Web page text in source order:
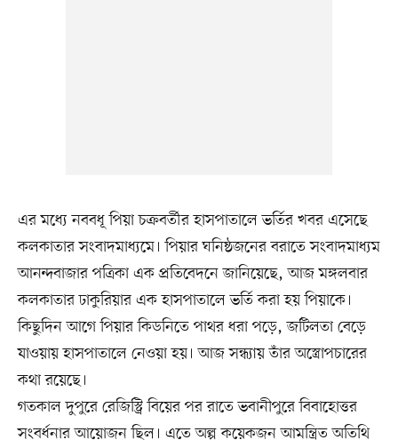
এর মধ্যে নববধূ পিয়া চক্রবর্তীর হাসপাতালে ভর্তির খবর এসেছে
কলকাতার সংবাদমাধ্যমে। পিয়ার ঘনিষ্ঠজনের বরাতে সংবাদমাধ্যম
আনন্দবাজার পত্রিকা এক প্রতিবেদনে জানিয়েছে, আজ মঙ্গলবার
কলকাতার ঢাকুরিয়ার এক হাসপাতালে ভর্তি করা হয় পিয়াকে।
কিছুদিন আগে পিয়ার কিডনিতে পাথর ধরা পড়ে, জটিলতা বেড়ে
যাওয়ায় হাসপাতালে নেওয়া হয়। আজ সন্ধ্যায় তাঁর অস্ত্রোপচারের
কথা রয়েছে।
গতকাল দুপুরে রেজিস্ট্রি বিয়ের পর রাতে ভবানীপুরে বিবাহোত্তর
সংবর্ধনার আয়োজন ছিল। এতে অল্প কয়েকজন আমন্ত্রিত অতিথি